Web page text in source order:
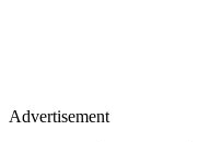
Advertisement